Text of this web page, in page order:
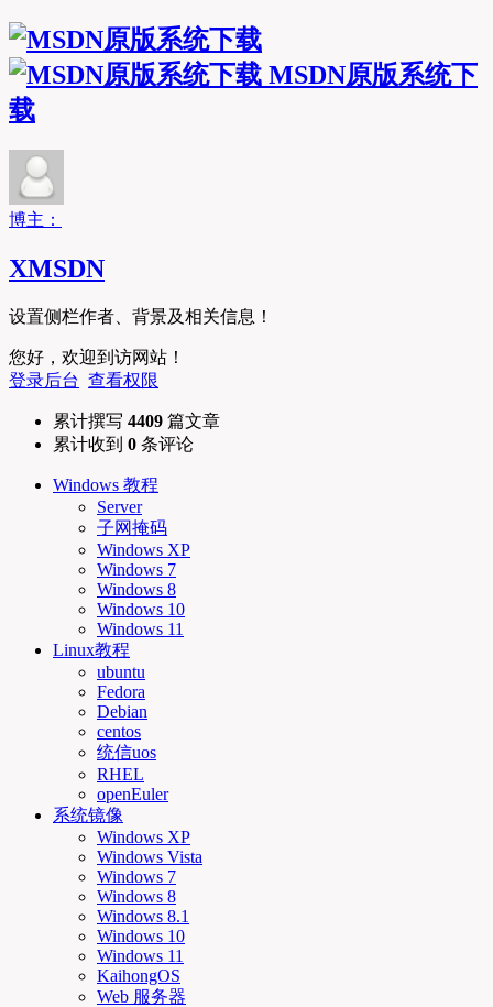
MSDN原版系统下
载
博主：
XMSDN
设置侧栏作者、背景及相关信息！
您好，欢迎到访网站！
登录后台 查看权限
累计撰写 4409 篇文章
累计收到 0 条评论
Windows 教程
Server
子网掩码
Windows XP
Windows 7
Windows 8
Windows 10
Windows 11
Linux教程
ubuntu
Fedora
Debian
centos
统信uos
RHEL
openEuler
系统镜像
Windows XP
Windows Vista
Windows 7
Windows 8
Windows 8.1
Windows 10
Windows 11
KaihongOS
Web 服务器